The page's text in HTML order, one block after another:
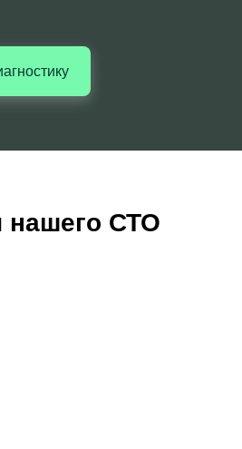
нашего СТО